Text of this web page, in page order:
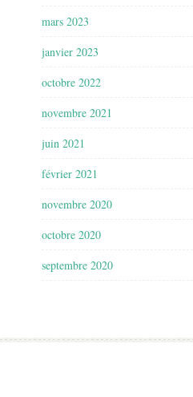
mars 2023
janvier 2023
octobre 2022
novembre 2021
juin 2021
février 2021
novembre 2020
octobre 2020
septembre 2020